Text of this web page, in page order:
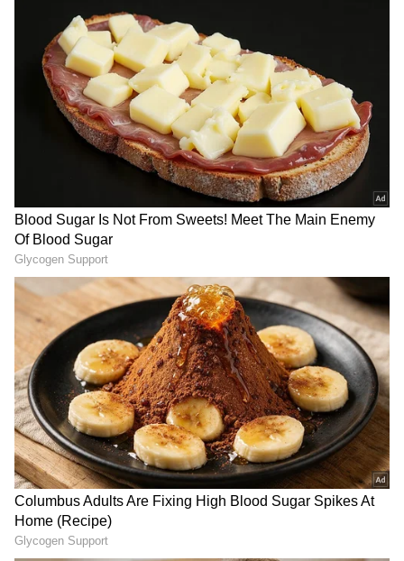
பார்க்கும்போது, வியாழன் கோள் ஒரு
நட்சத்திரக் கூட்டத்திலிருந்து
இன்னொன்றுக்கு நகர்வது போலத்
தோன்றுவதால் இது குருப் பெயர்ச்சி
எனப்படுகிறது.
ஏசியாநெட் தமிழ்-ஐ உங்கள் முதன்மைத்
தேர்வாக்குங்கள்
2
6